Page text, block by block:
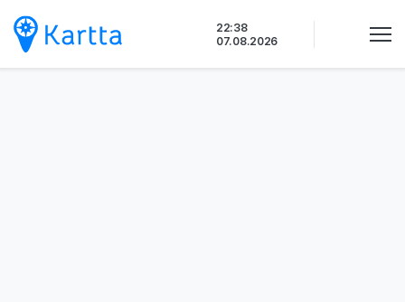
sisältöön
22:38
07.08.2026